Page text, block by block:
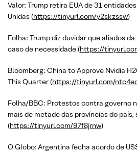
Valor: Trump retira EUA de 31
Unidas (https://tinyurl.com/y2skzssw)
Folha: Trump diz duvidar que aliados
caso de necessidade (https://
Bloomberg: China to Approve Nvidia
This Quarter (https://tinyurl.com/
Folha/BBC: Protestos contra governo
mais de metade das províncias do
(https://tinyurl.com/97f8jrnw)
O Globo: Argentina fecha acordo de